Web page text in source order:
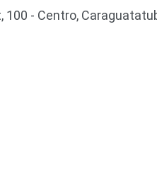
100 - Centro,